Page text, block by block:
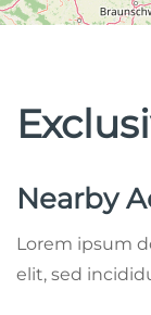
Nearby
Lorem ipsum
elit, sed